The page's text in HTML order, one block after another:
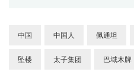
中国 中国人 佩通坦
坠楼 太子集团 巴域木牌